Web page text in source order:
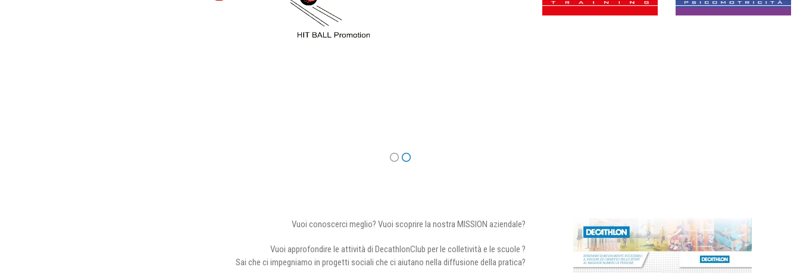
Vuoi conoscerci meglio? Vuoi scoprire la nostra MISSION aziendale?
Vuoi approfondire le attività di DecathlonClub per le colletività e le scuole ?
Sai che ci impegniamo in progetti sociali che ci aiutano nella diffusione della pratica?